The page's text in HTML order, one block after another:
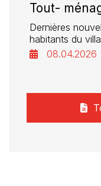
Tout-
Dernières
habitants du
08.04.2026